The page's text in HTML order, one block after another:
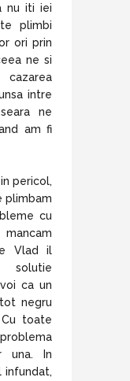
nu iti iei
plimbi
ori prin
ne si
intre
ne
am fi
pericol,
plimbam
cu
Vlad il
solutie
ca un
negru
toate
una. In
infundat,